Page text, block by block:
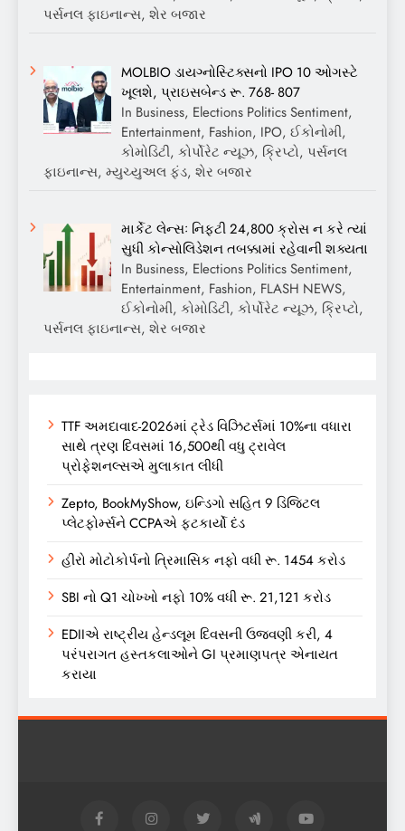
પર્સનલ ફાઇનાન્સ, શેર બજાર
MOLBIO ડાયગ્નોસ્ટિક્સનો IPO 10 ઓગસ્ટે
ખૂલશે, પ્રાઇસબેન્ડ રૂ. 768- 807
In Business, Elections Politics Sentiment,
Entertainment, Fashion, IPO, ઈકોનોમી,
કોમોડિટી, કોર્પોરેટ ન્યૂઝ, ક્રિપ્ટો, પર્સનલ
ફાઇનાન્સ, મ્યુચ્યુઅલ ફંડ, શેર બજાર
માર્કેટ લેન્સઃ નિફ્ટી 24,800 ક્રોસ ન કરે ત્યાં
સુધી કોન્સોલિડેશન તબક્કામાં રહેવાની શક્યતા
In Business, Elections Politics Sentiment,
Entertainment, Fashion, FLASH NEWS,
ઈકોનોમી, કોમોડિટી, કોર્પોરેટ ન્યૂઝ, ક્રિપ્ટો,
પર્સનલ ફાઇનાન્સ, શેર બજાર
TTF અમદાવાદ-2026માં ટ્રેડ વિઝિટર્સમાં 10%ના વધારા
સાથે ત્રણ દિવસમાં 16,500થી વધુ ટ્રાવેલ
પ્રોફેશનલ્સએ મુલાકાત લીધી
Zepto, BookMyShow, ઇન્ડિગો સહિત 9 ડિજિટલ
પ્લેટફોર્મ્સને CCPAએ ફટકાર્યો દંડ
હીરો મોટોકોર્પનો ત્રિમાસિક નફો વધી રૂ. 1454 કરોડ
SBI નો Q1 ચોખ્ખો નફો 10% વધી રૂ. 21,121 કરોડ
EDIIએ રાષ્ટ્રીય હેન્ડલૂમ દિવસની ઉજવણી કરી, 4
પરંપરાગત હસ્તકલાઓને GI પ્રમાણપત્ર એનાયત
કરાયા